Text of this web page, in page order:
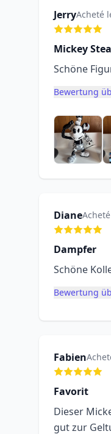
JerryAcheté
Mickey
Schöne
Bewertung
Diane
Dampfer
Schöne
Bewertung
Fabien
Favorit
Dieser
gut zur